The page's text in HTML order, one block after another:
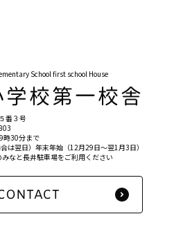
School first school House
番３号
時30分まで
は翌日）年末年始（12月29日〜翌1月3日）
なと長井駐車場をご利用ください